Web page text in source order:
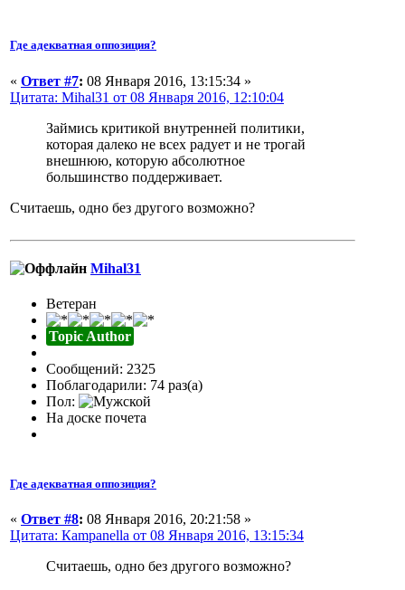
Где адекватная оппозиция?
« Ответ #7: 08 Января 2016, 13:15:34 »
Цитата: Mihal31 от 08 Января 2016, 12:10:04
Займись критикой внутренней политики,
которая далеко не всех радует и не трогай
внешнюю, которую абсолютное
большинство поддерживает.
Считаешь, одно без другого возможно?
Mihal31
Ветеран
Topic Author
Сообщений: 2325
Поблагодарили: 74 раз(а)
Пол:
На доске почета
Где адекватная оппозиция?
« Ответ #8: 08 Января 2016, 20:21:58 »
Цитата: Кampanella от 08 Января 2016, 13:15:34
Считаешь, одно без другого возможно?